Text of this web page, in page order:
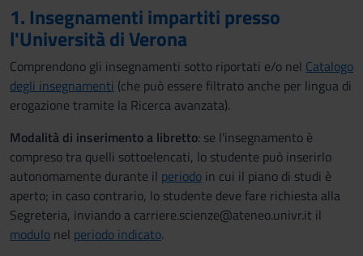
1. Insegnamenti impartiti presso
l'Università di Verona
Comprendono gli insegnamenti sotto riportati e/o nel Catalogo
degli insegnamenti (che può essere filtrato anche per lingua di
erogazione tramite la Ricerca avanzata).
Modalità di inserimento a libretto: se l'insegnamento è
compreso tra quelli sottoelencati, lo studente può inserirlo
autonomamente durante il periodo in cui il piano di studi è
aperto; in caso contrario, lo studente deve fare richiesta alla
Segreteria, inviando a carriere.scienze@ateneo.univr.it il
modulo nel periodo indicato.